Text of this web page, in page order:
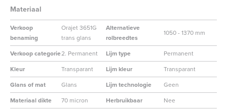
Materiaal
Verkoop
benaming
Orajet 3651G
trans glans
Alternatieve
rolbreedtes
1050 - 1370 mm
Verkoop categorie2. Permanent Lijm type
Permanent
Kleur
Transparant Lijm kleur
Transparant
Glans of mat
Glans Lijm technologie
Geen
Materiaal dikte
70 micron Herbruikbaar
Nee